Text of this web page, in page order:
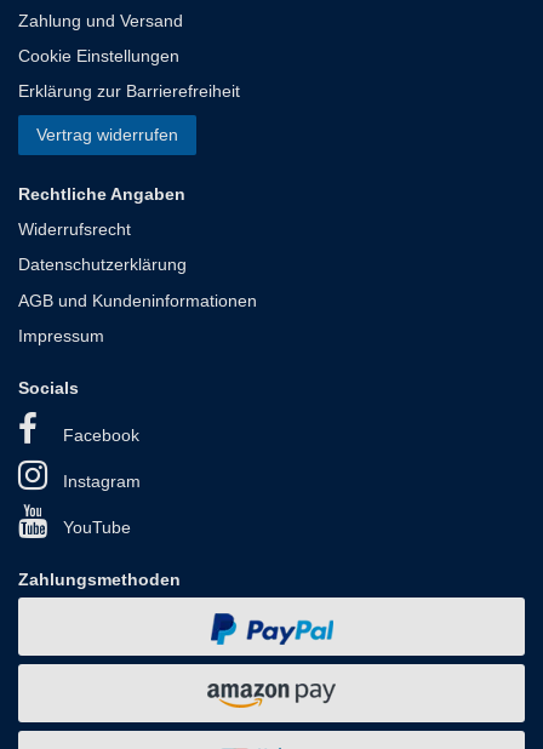
Zahlung und Versand
Cookie Einstellungen
Erklärung zur Barrierefreiheit
Vertrag widerrufen
Rechtliche Angaben
Widerrufsrecht
Datenschutzerklärung
AGB und Kundeninformationen
Impressum
Socials
Facebook
Instagram
YouTube
Zahlungsmethoden